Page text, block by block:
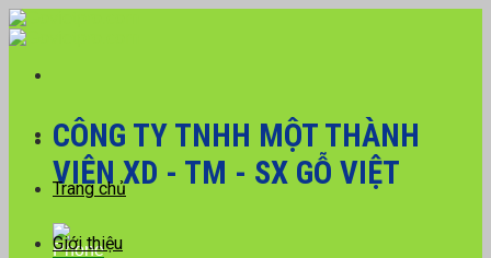
Skip
to
CÔNG TY TNHH MỘT THÀNH
VIÊN XD - TM - SX GỖ VIỆT
Trang chủ
Giới thiệu
Với đơn hàng số lượng lớn, Quý khách hàng vui
lòng liên hệ hotline 0916 099 169 để được hỗ trợ